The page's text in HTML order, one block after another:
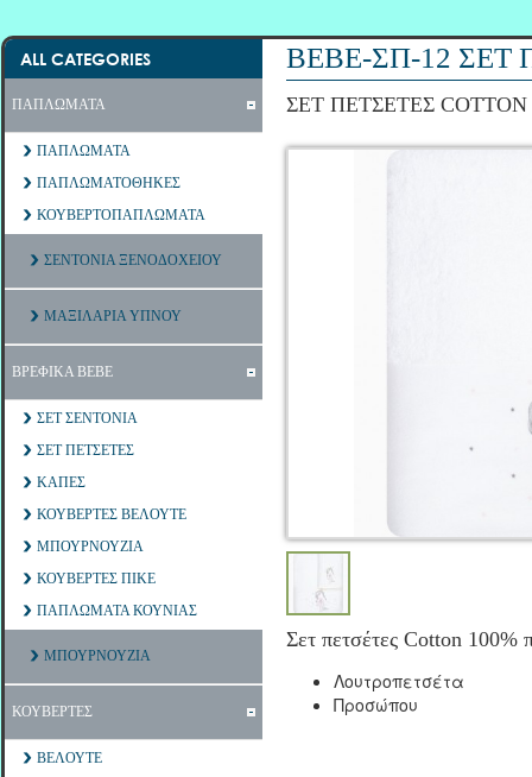
ALL CATEGORIES
ΠΑΠΛΩΜΑΤΑ
ΠΑΠΛΩΜΑΤΑ
ΠΑΠΛΩΜΑΤΟΘΗΚΕΣ
ΚΟΥΒΕΡΤΟΠΑΠΛΩΜΑΤΑ
ΣΕΝΤΟΝΙΑ ΞΕΝΟΔΟΧΕΙΟΥ
ΜΑΞΙΛΑΡΙΑ ΥΠΝΟΥ
ΒΡΕΦΙΚΑ ΒΕΒΕ
ΣΕΤ ΣΕΝΤΟΝΙΑ
ΣΕΤ ΠΕΤΣΕΤΕΣ
ΚΑΠΕΣ
ΚΟΥΒΕΡΤΕΣ ΒΕΛΟΥΤΕ
ΜΠΟΥΡΝΟΥΖΙΑ
ΚΟΥΒΕΡΤΕΣ ΠΙΚΕ
ΠΑΠΛΩΜΑΤΑ ΚΟΥΝΙΑΣ
ΜΠΟΥΡΝΟΥΖΙΑ
ΚΟΥΒΕΡΤΕΣ
ΒΕΛΟΥΤΕ
ΒΕΒΕ-ΣΠ-12 ΣΕΤ
ΣΕΤ ΠΕΤΣΕΤΕΣ COTTON
Σετ πετσέτες Cotton 100%
Λουτροπετσέτα
Προσώπου